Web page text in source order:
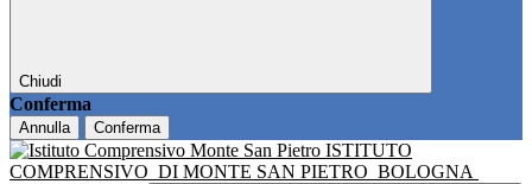
Chiudi
Conferma
Annulla Conferma
ISTITUTO
COMPRENSIVO DI MONTE SAN PIETRO BOLOGNA